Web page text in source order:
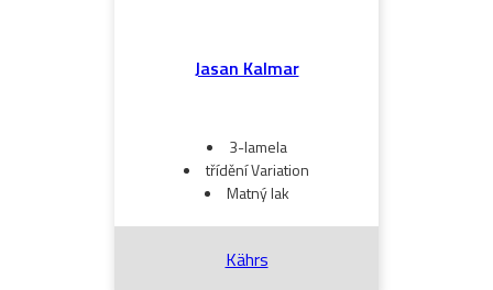
Jasan Kalmar
3-lamela
třídění Variation
Matný lak
Kährs